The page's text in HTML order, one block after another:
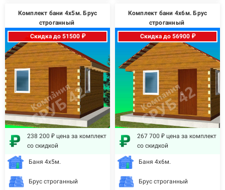
Комплект бани 4х5м. Брус
строганный
Скидка до 51500 ₽
238 200 ₽ цена за комплект
со скидкой
Баня 4х5м.
Брус строганный
Комплект бани 4х6м. Брус
строганный
Скидка до 56900 ₽
267 700 ₽ цена за комплект
со скидкой
Баня 4х6м.
Брус строганный